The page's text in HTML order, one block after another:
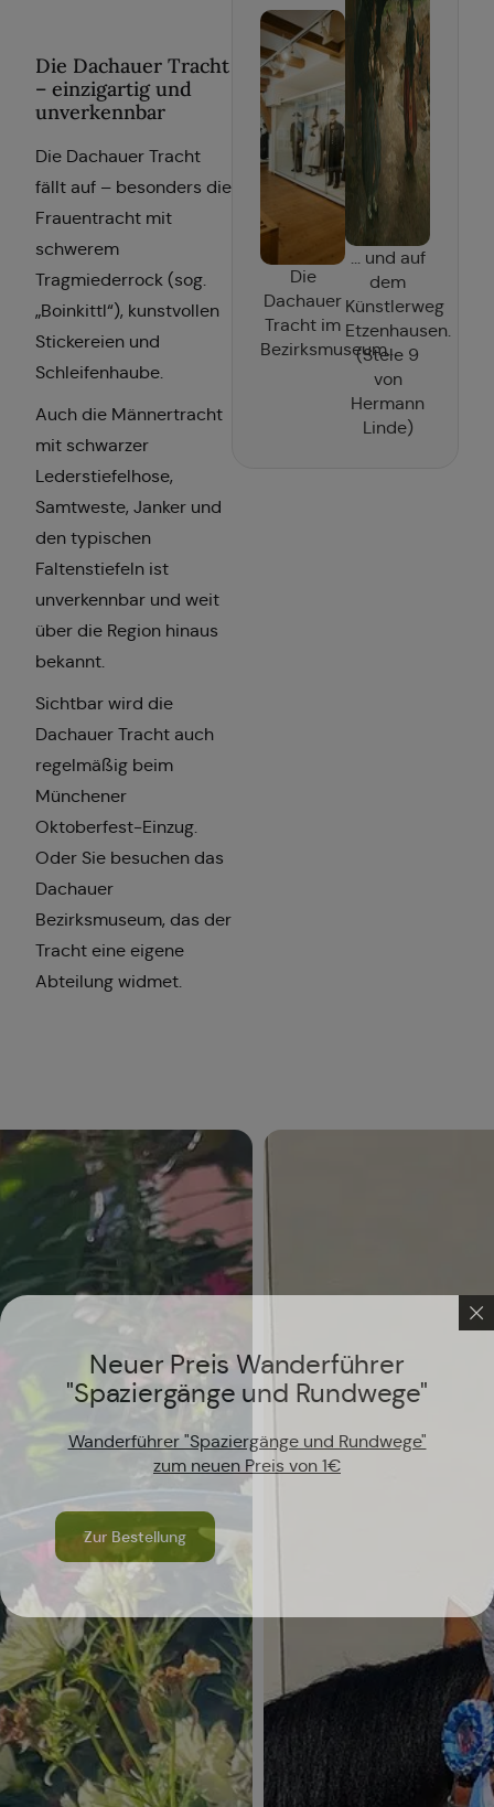
Die Dachauer Tracht
– einzigartig und
unverkennbar
Die Dachauer Tracht
fällt auf – besonders die
Frauentracht mit
schwerem
Tragmiederrock (sog.
„Boinkittl“), kunstvollen
Stickereien und
Schleifenhaube.
Auch die Männertracht
mit schwarzer
Lederstiefelhose,
Samtweste, Janker und
den typischen
Faltenstiefeln ist
unverkennbar und weit
über die Region hinaus
bekannt.
Sichtbar wird die
Dachauer Tracht auch
regelmäßig beim
Münchener
Oktoberfest-Einzug.
Oder Sie besuchen das
Dachauer
Bezirksmuseum, das der
Tracht eine eigene
Abteilung widmet.
Die
Dachauer
Tracht im
Bezirksmuseum...
... und auf
dem
Künstlerweg
Etzenhausen.
(Stele 9
von
Hermann
Linde)
Neuer Preis Wanderführer
"Spaziergänge und Rundwege"
Wanderführer "Spaziergänge und Rundwege"
zum neuen Preis von 1€
Zur Bestellung